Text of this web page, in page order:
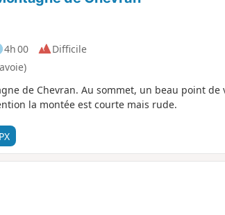
4h 00
Difficile
de Chevran. Au sommet, un beau point
la montée est courte mais rude.